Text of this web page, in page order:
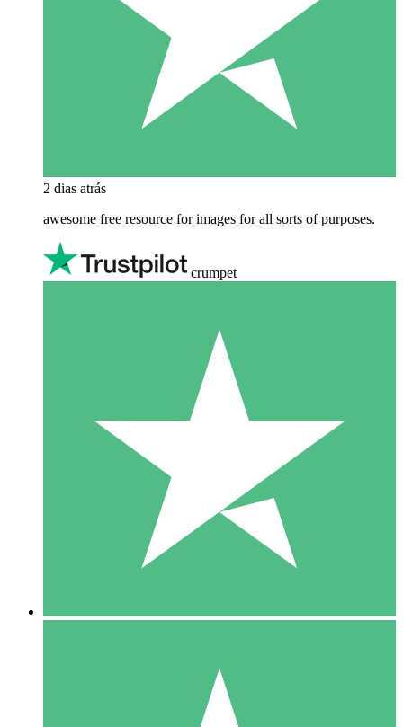
2 dias atrás
awesome free resource for images for all sorts of purposes.
crumpet